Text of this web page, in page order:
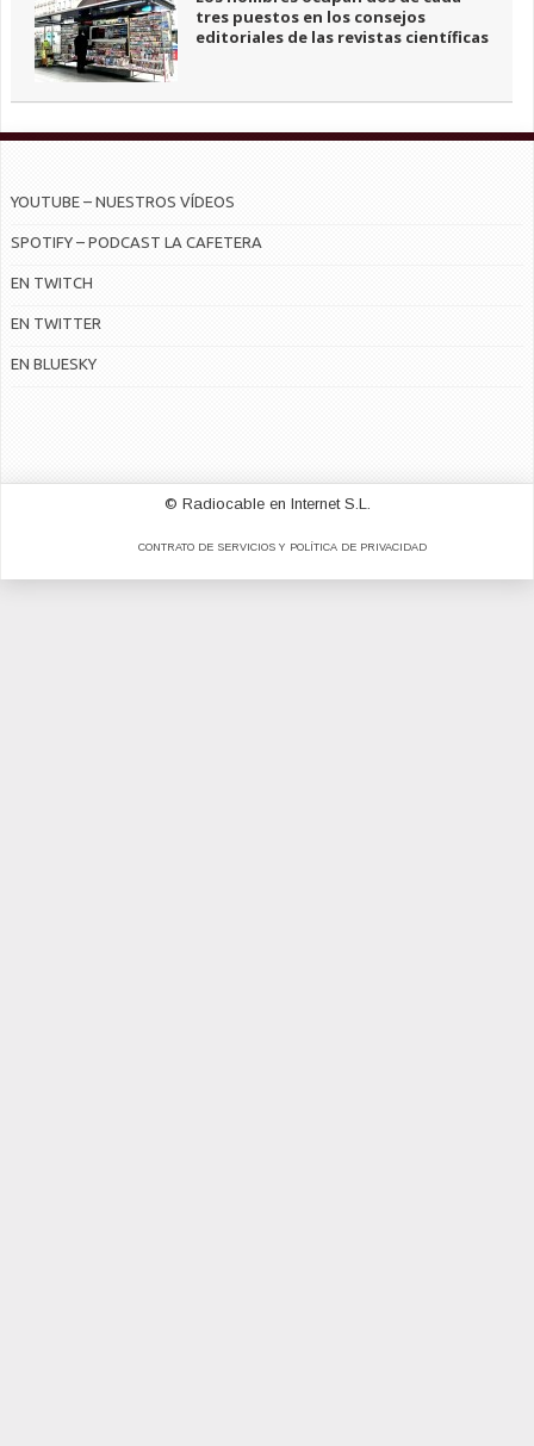
tres puestos en los consejos
editoriales de las revistas científicas
YOUTUBE – NUESTROS VÍDEOS
SPOTIFY – PODCAST LA CAFETERA
EN TWITCH
EN TWITTER
EN BLUESKY
© Radiocable en Internet S.L.
CONTRATO DE SERVICIOS Y POLÍTICA DE PRIVACIDAD